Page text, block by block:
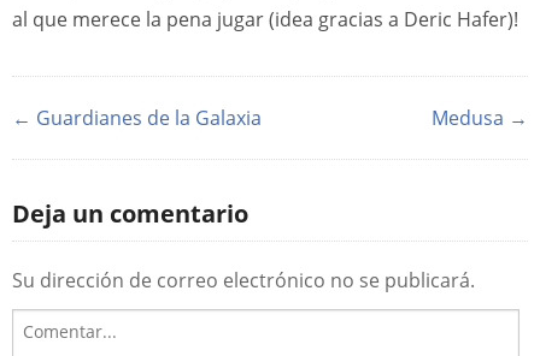
al que merece la pena jugar (idea gracias a Deric Hafer)!
← Guardianes de la Galaxia Medusa →
Deja un comentario
Su dirección de correo electrónico no se publicará.